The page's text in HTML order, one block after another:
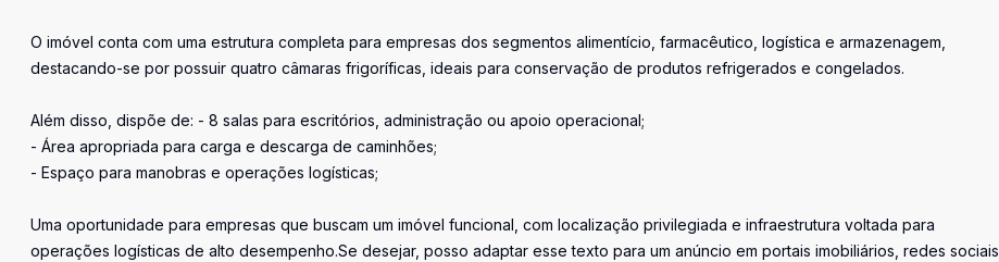
O imóvel conta com uma estrutura completa para empresas dos segmentos alimentício, farmacêutico, logística e armazenagem,
destacando-se por possuir quatro câmaras frigoríficas, ideais para conservação de produtos refrigerados e congelados.
Além disso, dispõe de: - 8 salas para escritórios, administração ou apoio operacional;
- Área apropriada para carga e descarga de caminhões;
- Espaço para manobras e operações logísticas;
Uma oportunidade para empresas que buscam um imóvel funcional, com localização privilegiada e infraestrutura voltada para
operações logísticas de alto desempenho.Se desejar, posso adaptar esse texto para um anúncio em portais imobiliários, redes sociais